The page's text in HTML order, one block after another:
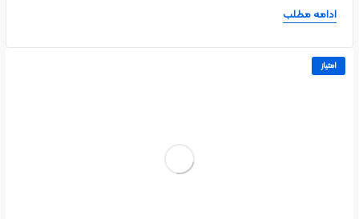
ادامه مطلب
امتیاز